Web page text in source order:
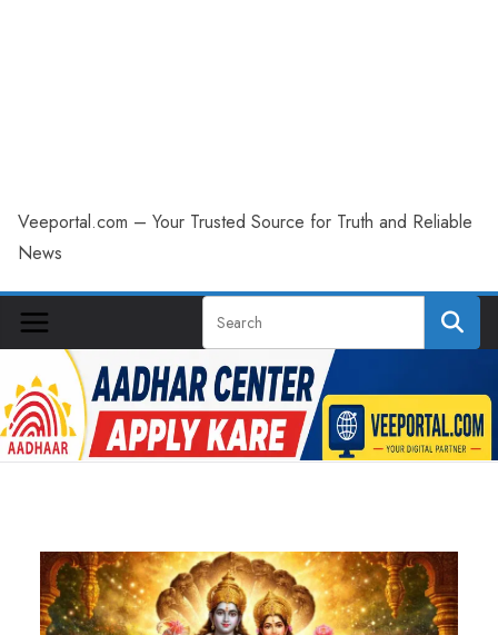
Veeportal.com – Your Trusted Source for Truth and Reliable
News